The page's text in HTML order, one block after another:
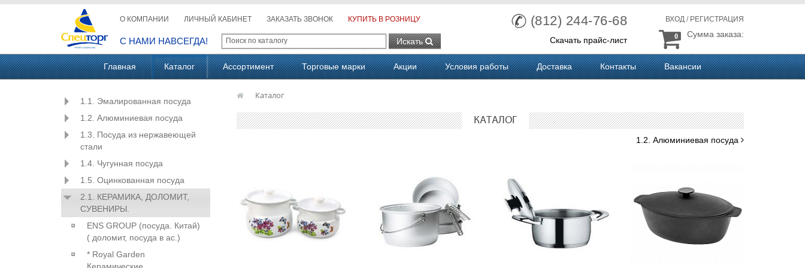
О КОМПАНИИ ЛИЧНЫЙ КАБИНЕТ ЗАКАЗАТЬ ЗВОНОК КУПИТЬ В РОЗНИЦУ
С НАМИ НАВСЕГДА! Искать
(812) 244-76-68
Скачать прайс-лист
ВХОД / РЕГИСТРАЦИЯ
Сумма заказа:
0
Главная Каталог Ассортимент Торговые марки Акции Условия работы Доставка Контакты Вакансии
1.1. Эмалированная посуда
1.2. Алюминиевая посуда
1.3. Посуда из нержавеющей
стали
1.4. Чугунная посуда
1.5. Оцинкованная посуда
2.1. КЕРАМИКА, ДОЛОМИТ,
СУВЕНИРЫ.
ENS GROUP (посуда. Китай)
( доломит, посуда в ас.)
* Royal Garden
Каталог
КАТАЛОГ
1.2. Алюминиевая посуда